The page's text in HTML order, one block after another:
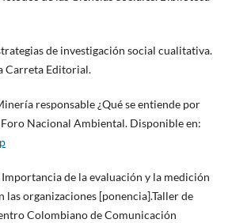
de investigación social cualitativa.
Carreta Editorial.
responsable ¿Qué se entiende por
Nacional Ambiental. Disponible en:
de la evaluación y la medición
las organizaciones [ponencia].Taller de
Colombiano de Comunicación